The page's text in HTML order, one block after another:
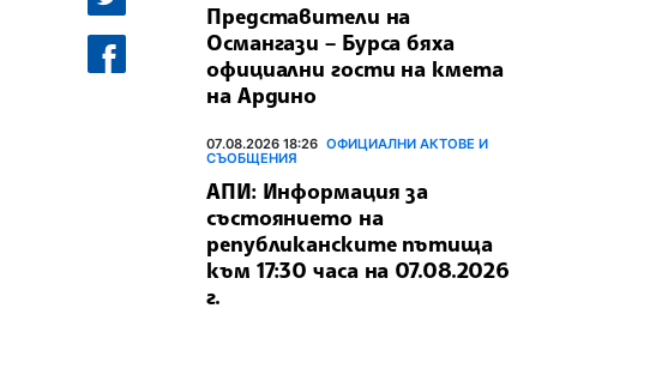
Представители на
Османгази – Бурса бяха
официални гости на кмета
на Ардино
07.08.2026 18:26 ОФИЦИАЛНИ АКТОВЕ И
СЪОБЩЕНИЯ
АПИ: Информация за
състоянието на
републиканските пътища
към 17:30 часа на 07.08.2026
г.